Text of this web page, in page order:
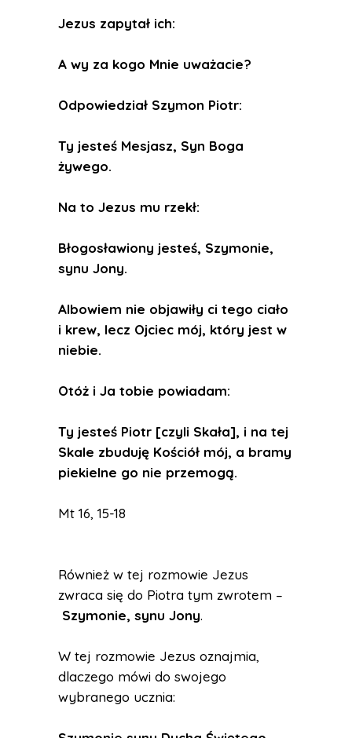
Jezus zapytał ich:
A wy za kogo Mnie uważacie?
Odpowiedział Szymon Piotr:
Ty jesteś Mesjasz, Syn Boga
żywego.
Na to Jezus mu rzekł:
Błogosławiony jesteś, Szymonie,
synu Jony.
Albowiem nie objawiły ci tego ciało
i krew, lecz Ojciec mój, który jest w
niebie.
Otóż i Ja tobie powiadam:
Ty jesteś Piotr [czyli Skała], i na tej
Skale zbuduję Kościół mój, a bramy
piekielne go nie przemogą.
Mt 16, 15-18
Również w tej rozmowie Jezus
zwraca się do Piotra tym zwrotem –
Szymonie, synu Jony.
W tej rozmowie Jezus oznajmia,
dlaczego mówi do swojego
wybranego ucznia: